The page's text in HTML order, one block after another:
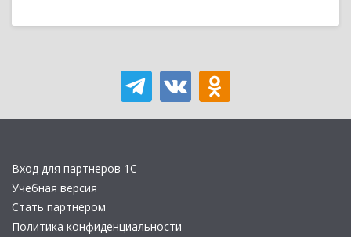
Вход для партнеров 1С
Учебная версия
Стать партнером
Политика конфиденциальности